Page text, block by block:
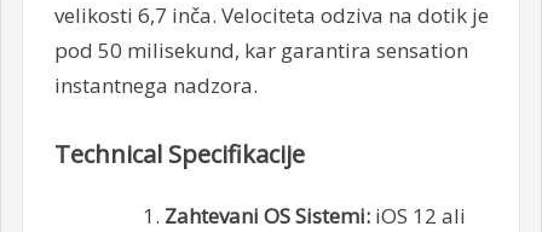
velikosti 6,7 inča. Velociteta odziva na dotik je
pod 50 milisekund, kar garantira sensation
instantnega nadzora.
Technical Specifikacije
Zahtevani OS Sistemi:iOS 12 ali